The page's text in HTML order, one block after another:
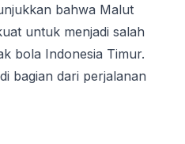
bahwa Malut
untuk menjadi salah
bola Indonesia Timur.
bagian dari perjalanan